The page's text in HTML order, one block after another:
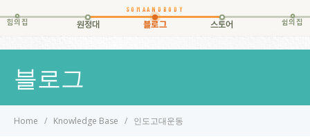
힘의집 원정대 블로그 스토어 쉼의집
블로그
Home Knowledge Base 인도고대운동